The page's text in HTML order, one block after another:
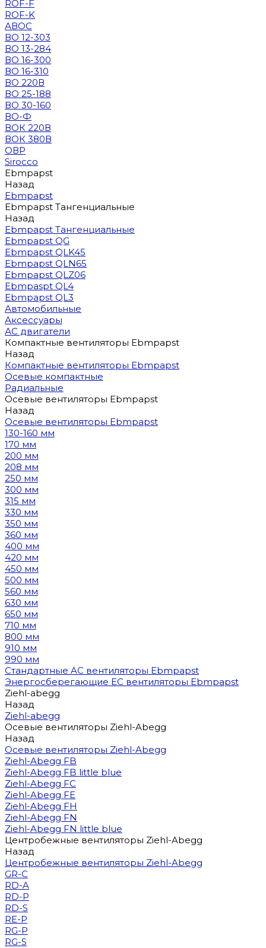
ROF-F
ROF-K
АВОС
ВО 12-303
ВО 13-284
ВО 16-300
ВО 16-310
ВО 220В
ВО 25-188
ВО 30-160
ВО-Ф
ВОК 220В
ВОК 380В
ОВР
Sirocco
Ebmpapst
Назад
Ebmpapst
Ebmpapst Тангенциальные
Назад
Ebmpapst Тангенциальные
Ebmpapst QG
Ebmpapst QLK45
Ebmpapst QLN65
Ebmpapst QLZ06
Ebmpaspt QL4
Ebmpapst QL3
Автомобильные
Аксессуары
АС двигатели
Компактные вентиляторы Ebmpapst
Назад
Компактные вентиляторы Ebmpapst
Осевые компактные
Радиальные
Осевые вентиляторы Ebmpapst
Назад
Осевые вентиляторы Ebmpapst
130-160 мм
170 мм
200 мм
208 мм
250 мм
300 мм
315 мм
330 мм
350 мм
360 мм
400 мм
420 мм
450 мм
500 мм
560 мм
630 мм
650 мм
710 мм
800 мм
910 мм
990 мм
Стандартные AC вентиляторы Ebmpapst
Энергосберегающие EC вентиляторы Ebmpapst
Ziehl-abegg
Назад
Ziehl-abegg
Осевые вентиляторы Ziehl-Abegg
Назад
Осевые вентиляторы Ziehl-Abegg
Ziehl-Abegg FB
Ziehl-Abegg FB little blue
Ziehl-Abegg FC
Ziehl-Abegg FE
Ziehl-Abegg FH
Ziehl-Abegg FN
Ziehl-Abegg FN little blue
Центробежные вентиляторы Ziehl-Abegg
Назад
Центробежные вентиляторы Ziehl-Abegg
GR-C
RD-A
RD-P
RD-S
RE-P
RG-P
RG-S